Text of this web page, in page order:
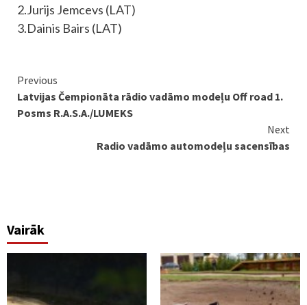
2.Jurijs Jemcevs (LAT)
3.Dainis Bairs (LAT)
Continue
Reading
Previous
Latvijas Čempionāta rādio vadāmo modeļu Off road 1.
Posms R.A.S.A./LUMEKS
Next
Radio vadāmo automodeļu sacensības
Vairāk